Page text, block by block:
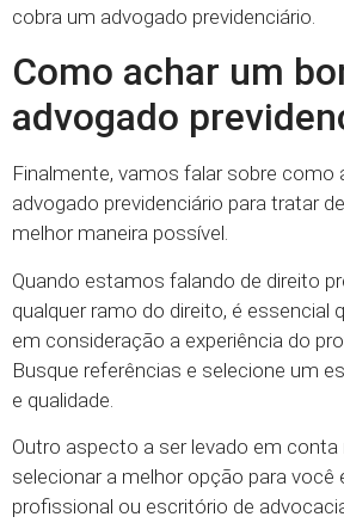
cobra um advogado previdenciário.
Como achar um
advogado
Finalmente, vamos falar sobre como
advogado previdenciário para tratar
melhor maneira possível.
Quando estamos falando de direito
qualquer ramo do direito, é essencial
em consideração a experiência do
Busque referências e selecione um
e qualidade.
Outro aspecto a ser levado em conta
selecionar a melhor opção para você
profissional ou escritório de